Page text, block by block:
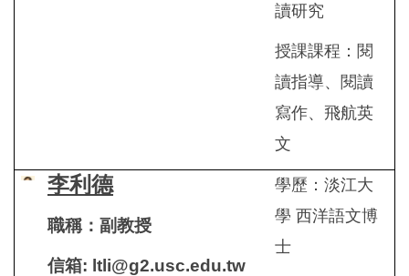
讀研究
授課課程：閱
讀指導、閱讀
寫作、飛航英
文
李利德
職稱：副教授
信箱: ltli@g2.usc.edu.tw
學歷：淡江大
學 西洋語文博
士